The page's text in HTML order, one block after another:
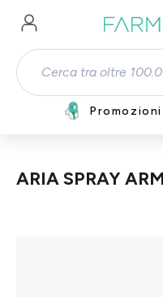
Passa al contenuto
ARIA SPRAY